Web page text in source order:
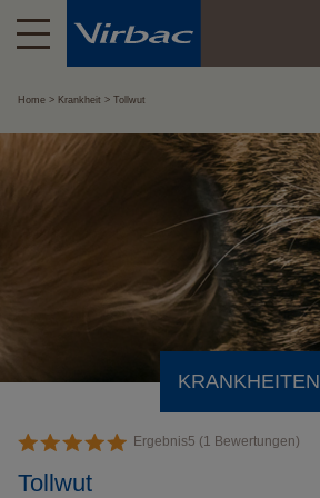
Home Krankheit Tollwut
KRANKHEITEN
Ergebnis5 (1 Bewertungen)
Tollwut